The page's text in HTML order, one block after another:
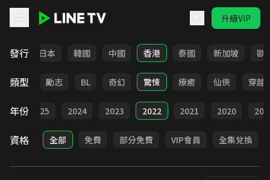
升級VIP
發行
台灣 日本 韓國 中國 香港 泰國 新加坡 歐
類型
喜劇 勵志 BL 奇幻 驚悚 療癒 仙俠 穿越
年份 2025 2024 2023 2022 2021 2020
資格 全部 免費 部分免費 VIP會員 全集兌換